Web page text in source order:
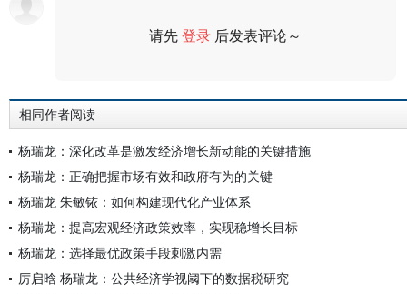
请先登录 后发表评论～
相同作者阅读
杨瑞龙：深化改革是激发经济增长新动能的关键措施
杨瑞龙：正确把握市场有效和政府有为的关键
杨瑞龙 朱敏铱：如何构建现代化产业体系
杨瑞龙：提高宏观经济政策效率，实现稳增长目标
杨瑞龙：选择最优政策手段刺激内需
厉启晗 杨瑞龙：公共经济学视阈下的数据税研究